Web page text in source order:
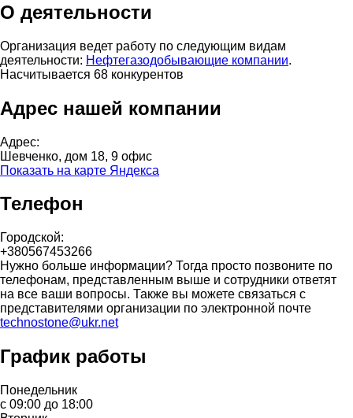
О деятельности
Организация ведет работу по следующим видам
деятельности: Нефтегазодобывающие компании.
Насчитывается 68 конкурентов
Адрес нашей компании
Адрес:
Шевченко, дом 18, 9 офис
Показать на карте Яндекса
Телефон
Городской:
+380567453266
Нужно больше информации? Тогда просто позвоните по
телефонам, представленным выше и сотрудники ответят
на все ваши вопросы. Также вы можете связаться с
представителями организации по электронной почте
technostone@ukr.net
График работы
Понедельник
с 09:00 до 18:00